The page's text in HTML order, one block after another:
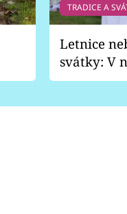
TRADICE A
Letnice
svátky: V
pondělí